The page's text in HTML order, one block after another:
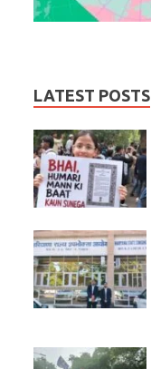
LATEST POSTS